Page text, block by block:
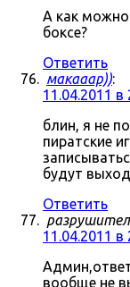
А как можно
боксе?
Ответить
макааар)):
11.04.2011 в
блин, я не
пиратские
будут
Ответить
11.04.2011 в
вообще не